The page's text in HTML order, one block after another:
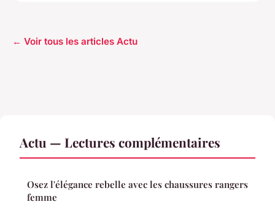
← Voir tous les articles Actu
Actu — Lectures complémentaires
Osez l'élégance rebelle avec les chaussures rangers
femme